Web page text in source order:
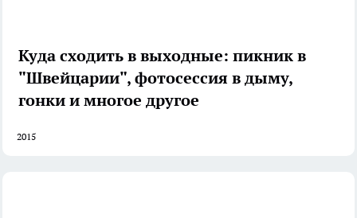
Куда сходить в выходные: пикник в
"Швейцарии", фотосессия в дыму,
гонки и многое другое
2015